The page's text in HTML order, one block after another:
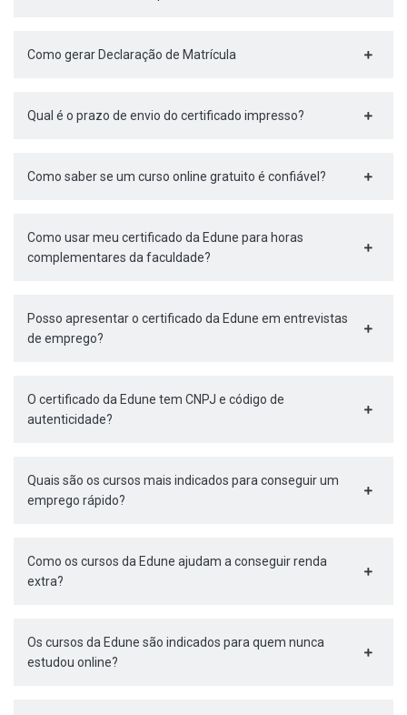
Como gerar Declaração de Matrícula
Qual é o prazo de envio do certificado impresso?
Como saber se um curso online gratuito é confiável?
Como usar meu certificado da Edune para horas
complementares da faculdade?
Posso apresentar o certificado da Edune em entrevistas
de emprego?
O certificado da Edune tem CNPJ e código de
autenticidade?
Quais são os cursos mais indicados para conseguir um
emprego rápido?
Como os cursos da Edune ajudam a conseguir renda
extra?
Os cursos da Edune são indicados para quem nunca
estudou online?